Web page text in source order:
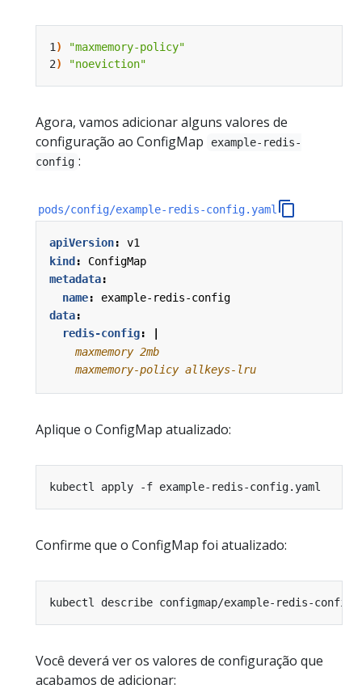
1 )
"maxmemory-policy"
2) "noeviction"
Agora, vamos adicionar alguns valores de
configuração ao ConfigMap
example-redis-
config :
pods/config/example-redis-config.yaml
apiVersion:
v1
kind :
ConfigMap
metadata:
name:
example-redis-config
data:
redis-config:
    maxmemory-policy allkeys-lru
Aplique o ConfigMap atualizado:
Confirme que o ConfigMap foi atualizado:
Você deverá ver os valores de configuração que
acabamos de adicionar: